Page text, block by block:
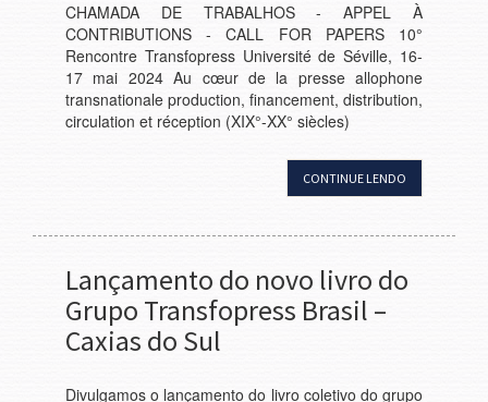
CHAMADA DE TRABALHOS - APPEL À
CONTRIBUTIONS - CALL FOR PAPERS 10°
Rencontre Transfopress Université de Séville, 16-
17 mai 2024 Au cœur de la presse allophone
transnationale production, financement, distribution,
circulation et réception (XIX°-XX° siècles)
CONTINUE LENDO
Lançamento do novo livro do
Grupo Transfopress Brasil –
Caxias do Sul
Divulgamos o lançamento do livro coletivo do grupo